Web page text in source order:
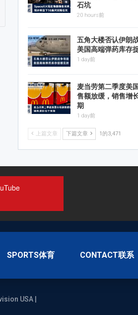
石坑
20 hours前
五角大楼否认伊朗
美国高端弹药库存
1 day前
麦当劳第二季度美
售额放缓，销售增
期
1 day前
上篇文章 下篇文章 1的3,471
SPORTS体育 CONTACT联系
USA |